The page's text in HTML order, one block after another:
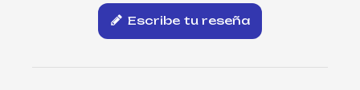
Escribe tu reseña